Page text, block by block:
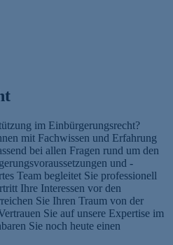
im Einbürgerungsrecht?
mit Fachwissen und Erfahrung
bei allen Fragen rund um den
und -
Team begleitet Sie professionell
Ihre Interessen vor den
Sie Ihren Traum von der
Sie auf unsere Expertise im
Sie noch heute einen